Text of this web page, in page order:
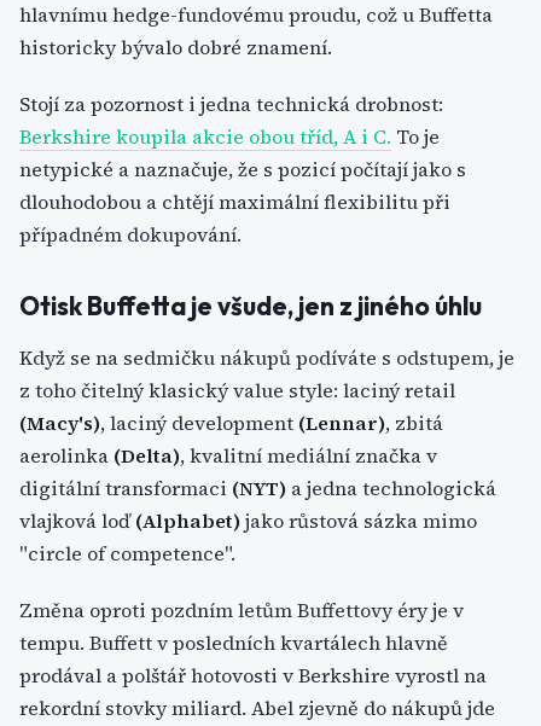
hlavnímu hedge-fundovému proudu, což u Buffetta
historicky bývalo dobré znamení.
Stojí za pozornost i jedna technická drobnost:
Berkshire koupila akcie obou tříd, A i C. To je
netypické a naznačuje, že s pozicí počítají jako s
dlouhodobou a chtějí maximální flexibilitu při
případném dokupování.
Otisk Buffetta je všude, jen z jiného úhlu
Když se na sedmičku nákupů podíváte s odstupem, je
z toho čitelný klasický value style: laciný retail
(Macy's), laciný development (Lennar), zbitá
aerolinka (Delta), kvalitní mediální značka v
digitální transformaci (NYT) a jedna technologická
vlajková loď(Alphabet)jako růstová sázka mimo
"circle of competence".
Změna oproti pozdním letům Buffettovy éry je v
tempu. Buffett v posledních kvartálech hlavně
prodával a polštář hotovosti v Berkshire vyrostl na
rekordní stovky miliard. Abel zjevně do nákupů jde